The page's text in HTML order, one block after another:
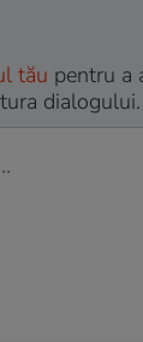
tău pentru a
dialogului.